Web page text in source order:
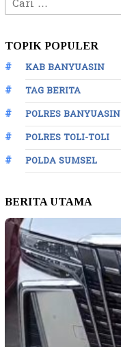
untuk:
TOPIK POPULER
KAB BANYUASIN
TAG BERITA
POLRES BANYUASIN
POLRES TOLI-TOLI
POLDA SUMSEL
BERITA UTAMA